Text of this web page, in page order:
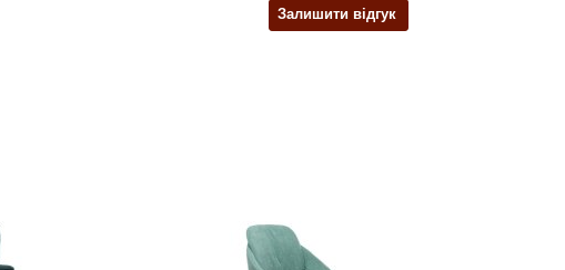
Залишити відгук